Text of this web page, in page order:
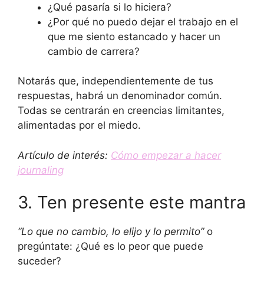
¿Qué pasaría si lo hiciera?
¿Por qué no puedo dejar el trabajo en el
que me siento estancado y hacer un
cambio de carrera?
Notarás que, independientemente de tus
respuestas, habrá un denominador común.
Todas se centrarán en creencias limitantes,
alimentadas por el miedo.
Artículo de interés: Cómo empezar a hacer
journaling
3. Ten presente este mantra
“Lo que no cambio, lo elijo y lo permito”o
pregúntate: ¿Qué es lo peor que puede
suceder?